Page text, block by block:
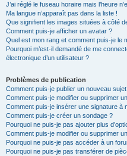
J’ai réglé le fuseau horaire mais l’heure
Ma langue n’apparaît pas dans la liste !
Que signifient les images situées à côté
Comment puis-je afficher un avatar ?
Quel est mon rang et comment puis-je le
Pourquoi m’est-il demandé de me
électronique d’un utilisateur ?
Problèmes de publication
Comment puis-je publier un nouveau
Comment puis-je modifier ou supprimer
Comment puis-je insérer une signature à
Comment puis-je créer un sondage ?
Pourquoi ne puis-je pas ajouter plus
Comment puis-je modifier ou supprimer
Pourquoi ne puis-je pas accéder à un
Pourquoi ne puis-je pas transférer de